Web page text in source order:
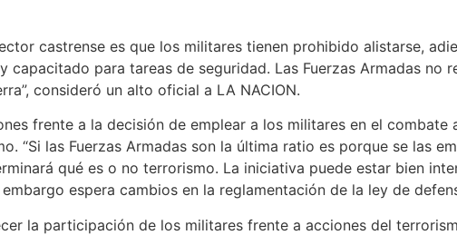
castrense es que los militares tienen prohibido alistarse,
capacitado para tareas de seguridad. Las Fuerzas Armadas no
consideró un alto oficial a LA NACION.
frente a la decisión de emplear a los militares en el
“Si las Fuerzas Armadas son la última ratio es porque se las
qué es o no terrorismo. La iniciativa puede estar bien
espera cambios en la reglamentación de la ley de
la participación de los militares frente a acciones del